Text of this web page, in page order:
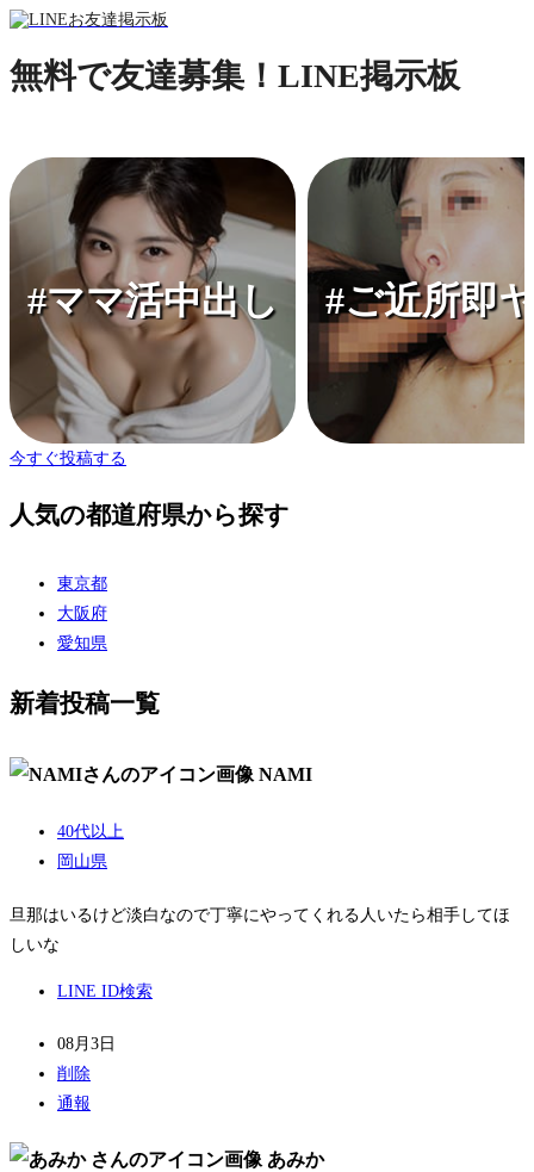
無料で友達募集！LINE掲示板
#ママ活中出し #ご近所即
今すぐ投稿する
人気の都道府県から探す
東京都
大阪府
愛知県
新着投稿一覧
NAMI
40代以上
岡山県
旦那はいるけど淡白なので丁寧にやってくれる人いたら相手してほ
しいな
LINE ID検索
08月3日
削除
通報
あみか